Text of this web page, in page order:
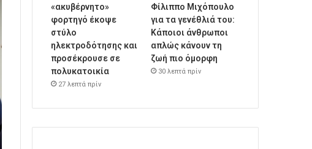
«ακυβέρνητο»
φορτηγό έκοψε
στύλο
ηλεκτροδότησης και
προσέκρουσε σε
πολυκατοικία
27 λεπτά πρίν
Φίλιππο Μιχόπουλο
για τα γενέθλιά του:
Κάποιοι άνθρωποι
απλώς κάνουν τη
ζωή πιο όμορφη
30 λεπτά πρίν